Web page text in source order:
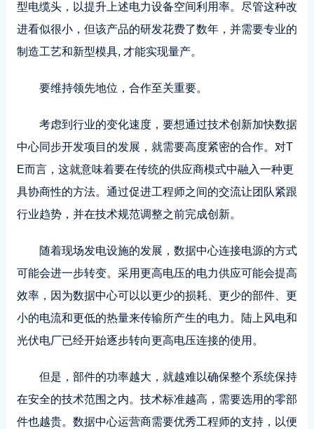
型电缆头，以提升上述电力设备空间利用率。尽管这种改
进看似很小，但该产品的研发花费了数年，并需要专业的
制造工艺和新型模具, 才能实现量产。
要维持领先地位，合作至关重要。
考虑到行业的变化速度，要想通过技术创新加快数据
中心同步开发项目的发展，就需要高度紧密的合作。对T
E而言，这就意味着要在传统的供应商模式中融入一种更
具协商性的方法。通过促进工程师之间的交流让团队紧跟
行业趋势，并在技术规范调整之前完成创新。
随着现场发电设施的发展，数据中心连接电源的方式
可能会进一步转变。采用更高电压的电力供应可能会提高
效率，因为数据中心可以以更少的损耗、更少的部件、更
小的电流和更低的热量来传输所产生的电力。陆上风电和
光伏电厂已经开始逐步转向更高电压连接的使用。
但是，部件的功率越大，就越难以确保整个系统保持
在安全的技术范围之内。技术标准越高，需要选用的零部
件也越贵。数据中心运营商需要优秀工程师的支持，以便